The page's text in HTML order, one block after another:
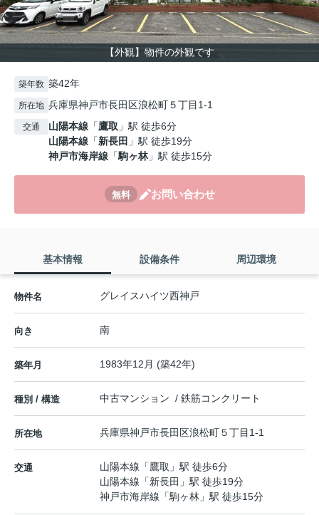
【外観】物件の外観です
築年数 築42年
所在地 兵庫県神戸市長田区浪松町５丁目1-1
交通 山陽本線 「鷹取 」駅 徒歩6分
山陽本線 「新長田 」駅 徒歩19分
神戸市海岸線 「駒ヶ林」駅 徒歩15分
無料 お問い合わせ
基本情報 設備条件 周辺環境
物件名 グレイスハイツ西神戸
向き 南
築年月 1983年12月 (築42年)
種別 / 構造 中古マンション / 鉄筋コンクリート
所在地 兵庫県神戸市長田区浪松町５丁目1-1
交通 山陽本線 「鷹取 」駅 徒歩6分
山陽本線 「新長田 」駅 徒歩19分
神戸市海岸線 「駒ヶ林 」駅 徒歩15分